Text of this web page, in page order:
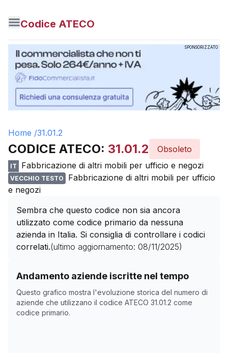
Codice ATECO
SPONSORIZZATO
Home /31.01.2
CODICE ATECO: 31.01.2 Obsoleto
IT Fabbricazione di altri mobili per ufficio e negozi
VECCHIO TESTO
Fabbricazione di altri mobili per ufficio
e negozi
Sembra che questo codice non sia ancora
utilizzato come codice primario da nessuna
azienda in Italia. Si consiglia di controllare i codici
correlati.(ultimo aggiornamento: 08/11/2025)
Andamento aziende iscritte nel tempo
Questo grafico mostra l'evoluzione storica del numero di
aziende che utilizzano il codice ATECO 31.01.2 come
codice primario.
Storico numero di aziende con codice ATECO
Data rilevazione
11/04/2025
404
08/11/2025